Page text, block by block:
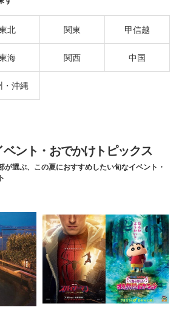
北 関東 甲信越
海 関西 中国
・沖縄
ント・おでかけトピックス
が選ぶ、この夏におすすめしたい旬なイベント・